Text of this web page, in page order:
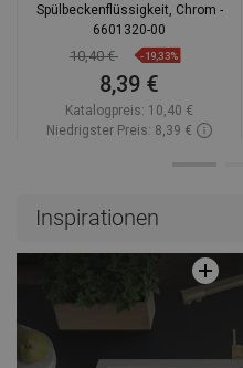
Spülbeckenflüssigkeit, Chrom -
6601320-00
10,40 € -19,33%
8,39 €
Katalogpreis: 10,40 €
Niedrigster Preis: 8,39 €
Inspirationen